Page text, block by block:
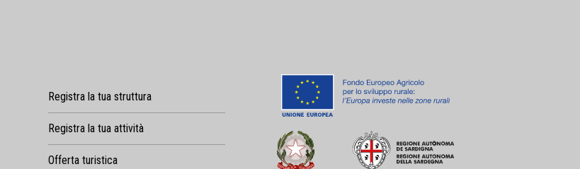
Registra la tua struttura
Registra la tua attività
Offerta turistica